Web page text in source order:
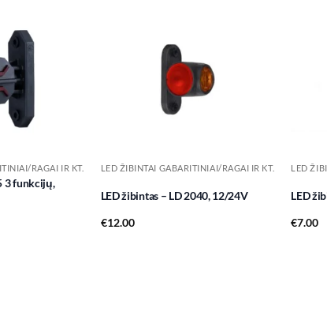
RAGAI IR KT.
3 funkcijų,
LED ŽIBINTAI GABARITINIAI/RAGAI IR KT.
LED žibintas – LD 2040, 12/24V
€12.00
LED
LED
€7.00